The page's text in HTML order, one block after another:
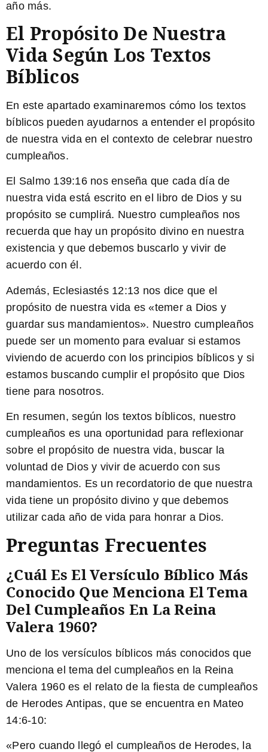
año más.
El Propósito De Nuestra
Vida Según Los Textos
Bíblicos
En este apartado examinaremos cómo los textos
bíblicos pueden ayudarnos a entender el propósito
de nuestra vida en el contexto de celebrar nuestro
cumpleaños.
El Salmo 139:16nos enseña que cada día de
nuestra vida está escrito en el libro de Dios y su
propósito se cumplirá. Nuestro cumpleaños nos
recuerda que hay un propósito divino en nuestra
existencia y que debemos buscarlo y vivir de
acuerdo con él.
Además, Eclesiastés 12:13 nos dice que el
propósito de nuestra vida es «temer a Dios y
guardar sus mandamientos». Nuestro cumpleaños
puede ser un momento para evaluar si estamos
viviendo de acuerdo con los principios bíblicos y si
estamos buscando cumplir el propósito que Dios
tiene para nosotros.
En resumen, según los textos bíblicos, nuestro
cumpleaños es una oportunidad para reflexionar
sobre el propósito de nuestra vida, buscar la
voluntad de Dios y vivir de acuerdo con sus
mandamientos. Es un recordatorio de que nuestra
vida tiene un propósito divino y que debemos
utilizar cada año de vida para honrar a Dios.
Preguntas Frecuentes
¿Cuál Es El Versículo Bíblico Más
Conocido Que Menciona El Tema
Del Cumpleaños En La Reina
Valera 1960?
Uno de los versículos bíblicos más conocidos que
menciona el tema del cumpleaños en la Reina
Valera 1960 es el relato de la fiesta de cumpleaños
de Herodes Antipas, que se encuentra en Mateo
14:6-10:
«Pero cuando llegó el cumpleaños de Herodes, la